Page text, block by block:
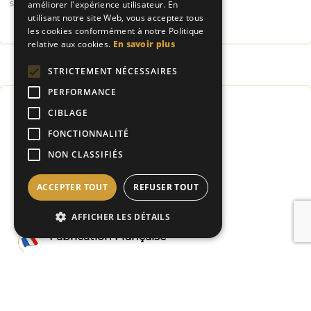
site.
Paiement sécurisé
Livraison rapide
Fabrication Française
améliorer l'expérience utilisateur. En
utilisant notre site Web, vous acceptez tous
les cookies conformément à notre Politique
relative aux cookies. En savoir plus
STRICTEMENT NÉCESSAIRES
PERFORMANCE
CIBLAGE
FONCTIONNALITÉ
NON CLASSIFIÉS
ACCEPTER TOUT REFUSER TOUT
AFFICHER LES DÉTAILS